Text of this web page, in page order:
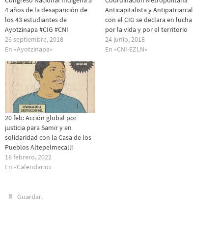
4 años de la desaparición de
los 43 estudiantes de
Ayotzinapa #CIG #CNI
26 septiembre, 2018
En «Ayotzinapa»
Anticapitalista y Antipatriarcal
con el CIG se declara en lucha
por la vida y por el territorio
24 junio, 2018
En «CNI-EZLN»
20 feb: Acción global por
justicia para Samir y en
solidaridad con la Casa de los
Pueblos Altepelmecalli
18 febrero, 2022
En «Calendario»
Guardar.